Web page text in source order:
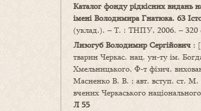
Каталог фонду рідкісних видань
імені Володимира Гнатюка. 63
(уклад.). – Т. : ТНПУ, 2006. – 320
Лизогуб Володимир Сергійович :
тварин Черкас. нац. ун-ту ім.
Хмельницького, Ф-т фізич.
Масненко В. В. ; авт. вступ. ст. М.
вчених Черкаського
Л 55